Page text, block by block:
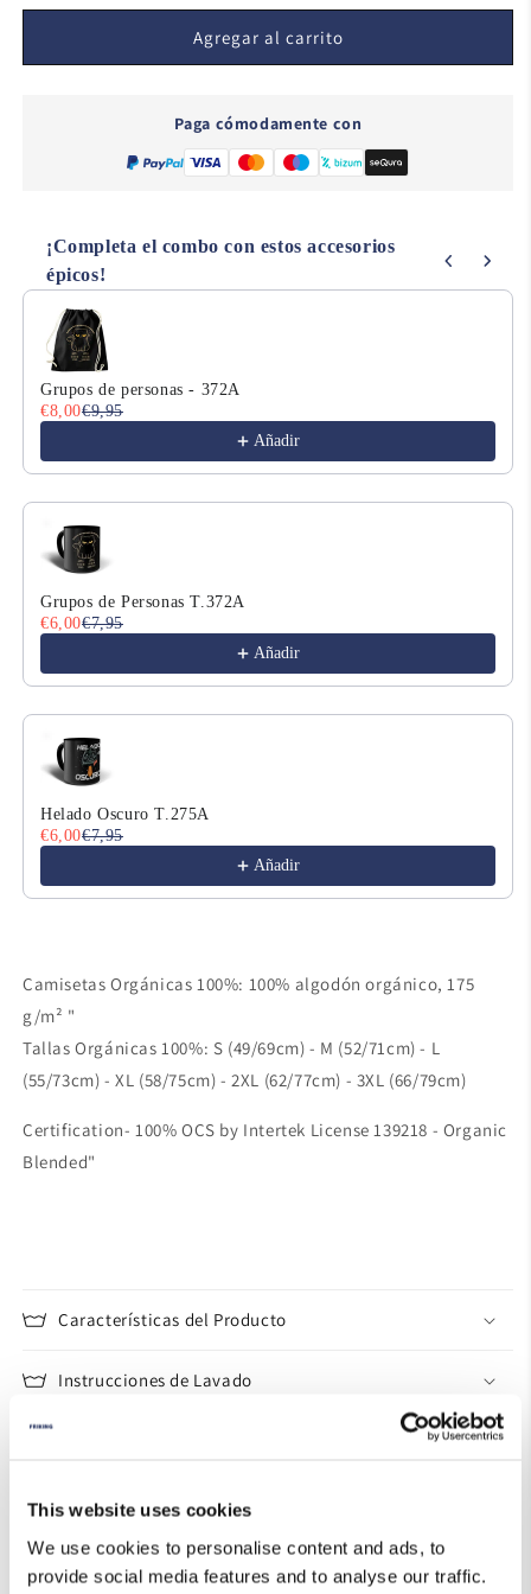
This website uses cookies
We use cookies to personalise content and ads, to
provide social media features and to analyse our traffic.
para
Churros
para
Bring
Churros
Agregar al carrito
Paga cómodamente con
¡Completa el combo con estos accesorios
épicos!
Use the Previous and Next buttons to navigate through
Grupos de personas - 372A
€8,00€9,95
Añadir
Grupos de Personas T.372A
€6,00€7,95
Añadir
Helado Oscuro T.275A
€6,00€7,95
Añadir
Camisetas Orgánicas 100%: 100% algodón orgánico, 175
g/m² "
Tallas Orgánicas 100%: S (49/69cm) - M (52/71cm) - L
(55/73cm) - XL (58/75cm) - 2XL (62/77cm) - 3XL (66/79cm)
Certification- 100% OCS by Intertek License 139218 - Organic
Blended"
Características del Producto
Instrucciones de Lavado
Guía de Tallas